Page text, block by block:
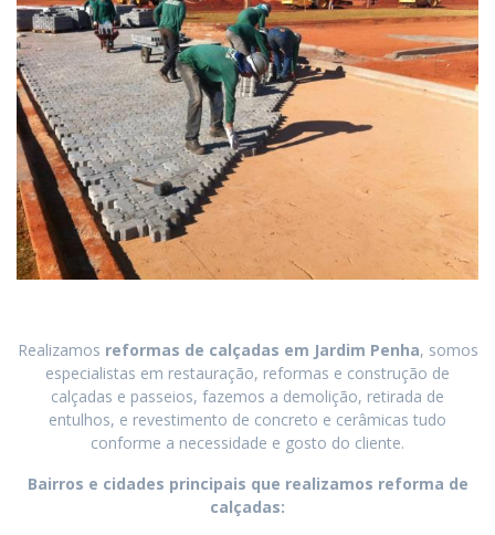
Realizamos reformas de calçadas em Jardim Penha, somos
especialistas em restauração, reformas e construção de
calçadas e passeios, fazemos a demolição, retirada de
entulhos, e revestimento de concreto e cerâmicas tudo
conforme a necessidade e gosto do cliente.
Bairros e cidades principais que realizamos reforma de
calçadas: